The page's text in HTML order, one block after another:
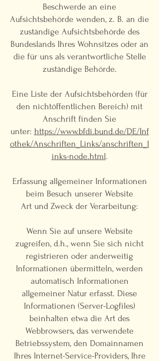
Beschwerde an eine
Aufsichtsbehörde wenden, z. B. an die
zuständige Aufsichtsbehörde des
Bundeslands Ihres Wohnsitzes oder an
die für uns als verantwortliche Stelle
zuständige Behörde.
Eine Liste der Aufsichtsbehörden (für
den nichtöffentlichen Bereich) mit
Anschrift finden Sie
unter: https://www.bfdi.bund.de/DE/Inf
othek/Anschriften_Links/anschriften_l
inks-node.html.
Erfassung allgemeiner Informationen
beim Besuch unserer Website
Art und Zweck der Verarbeitung:
Wenn Sie auf unsere Website
zugreifen, d.h., wenn Sie sich nicht
registrieren oder anderweitig
Informationen übermitteln, werden
automatisch Informationen
allgemeiner Natur erfasst. Diese
Informationen (Server-Logfiles)
beinhalten etwa die Art des
Webbrowsers, das verwendete
Betriebssystem, den Domainnamen
Ihres Internet-Service-Providers, Ihre